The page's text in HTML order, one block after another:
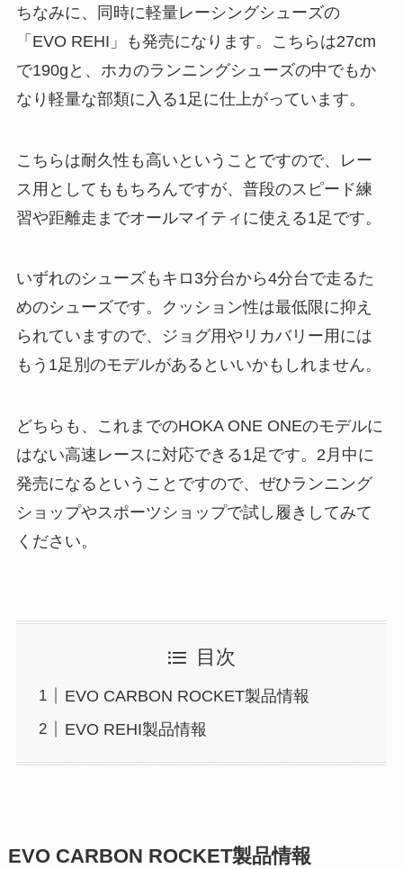
ちなみに、同時に軽量レーシングシューズの
「EVO REHI」も発売になります。こちらは27cm
で190gと、ホカのランニングシューズの中でもか
なり軽量な部類に入る1足に仕上がっています。
こちらは耐久性も高いということですので、レー
ス用としてももちろんですが、普段のスピード練
習や距離走までオールマイティに使える1足です。
いずれのシューズもキロ3分台から4分台で走るた
めのシューズです。クッション性は最低限に抑え
られていますので、ジョグ用やリカバリー用には
もう1足別のモデルがあるといいかもしれません。
どちらも、これまでのHOKA ONE ONEのモデルに
はない高速レースに対応できる1足です。2月中に
発売になるということですので、ぜひランニング
ショップやスポーツショップで試し履きしてみて
ください。
目次
EVO CARBON ROCKET製品情報
EVO REHI製品情報
EVO CARBON ROCKET製品情報